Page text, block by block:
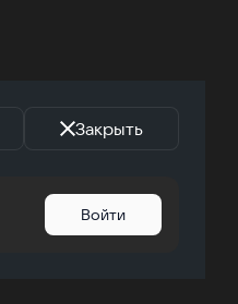
Закрыть
Войти